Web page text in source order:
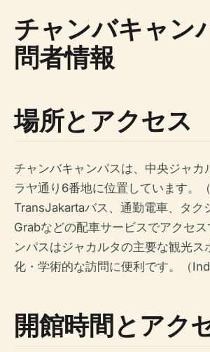
チャンバキャン
問者情報
場所とアクセス
チャンバキャンパスは、中央ジャカ
ラヤ通り6番地に位置しています。（
TransJakartaバス、通勤電車、タク
Grabなどの配車サービスでアクセ
ンパスはジャカルタの主要な観光ス
化・学術的な訪問に便利です。（
開館時間とアク